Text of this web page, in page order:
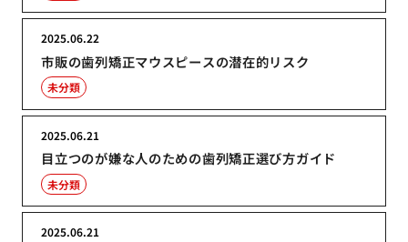
市販の歯列矯正マウスピースの潜在的リスク
2025.06.22
未分類
目立つのが嫌な人のための歯列矯正選び方ガイド
2025.06.21
未分類
2025.06.21